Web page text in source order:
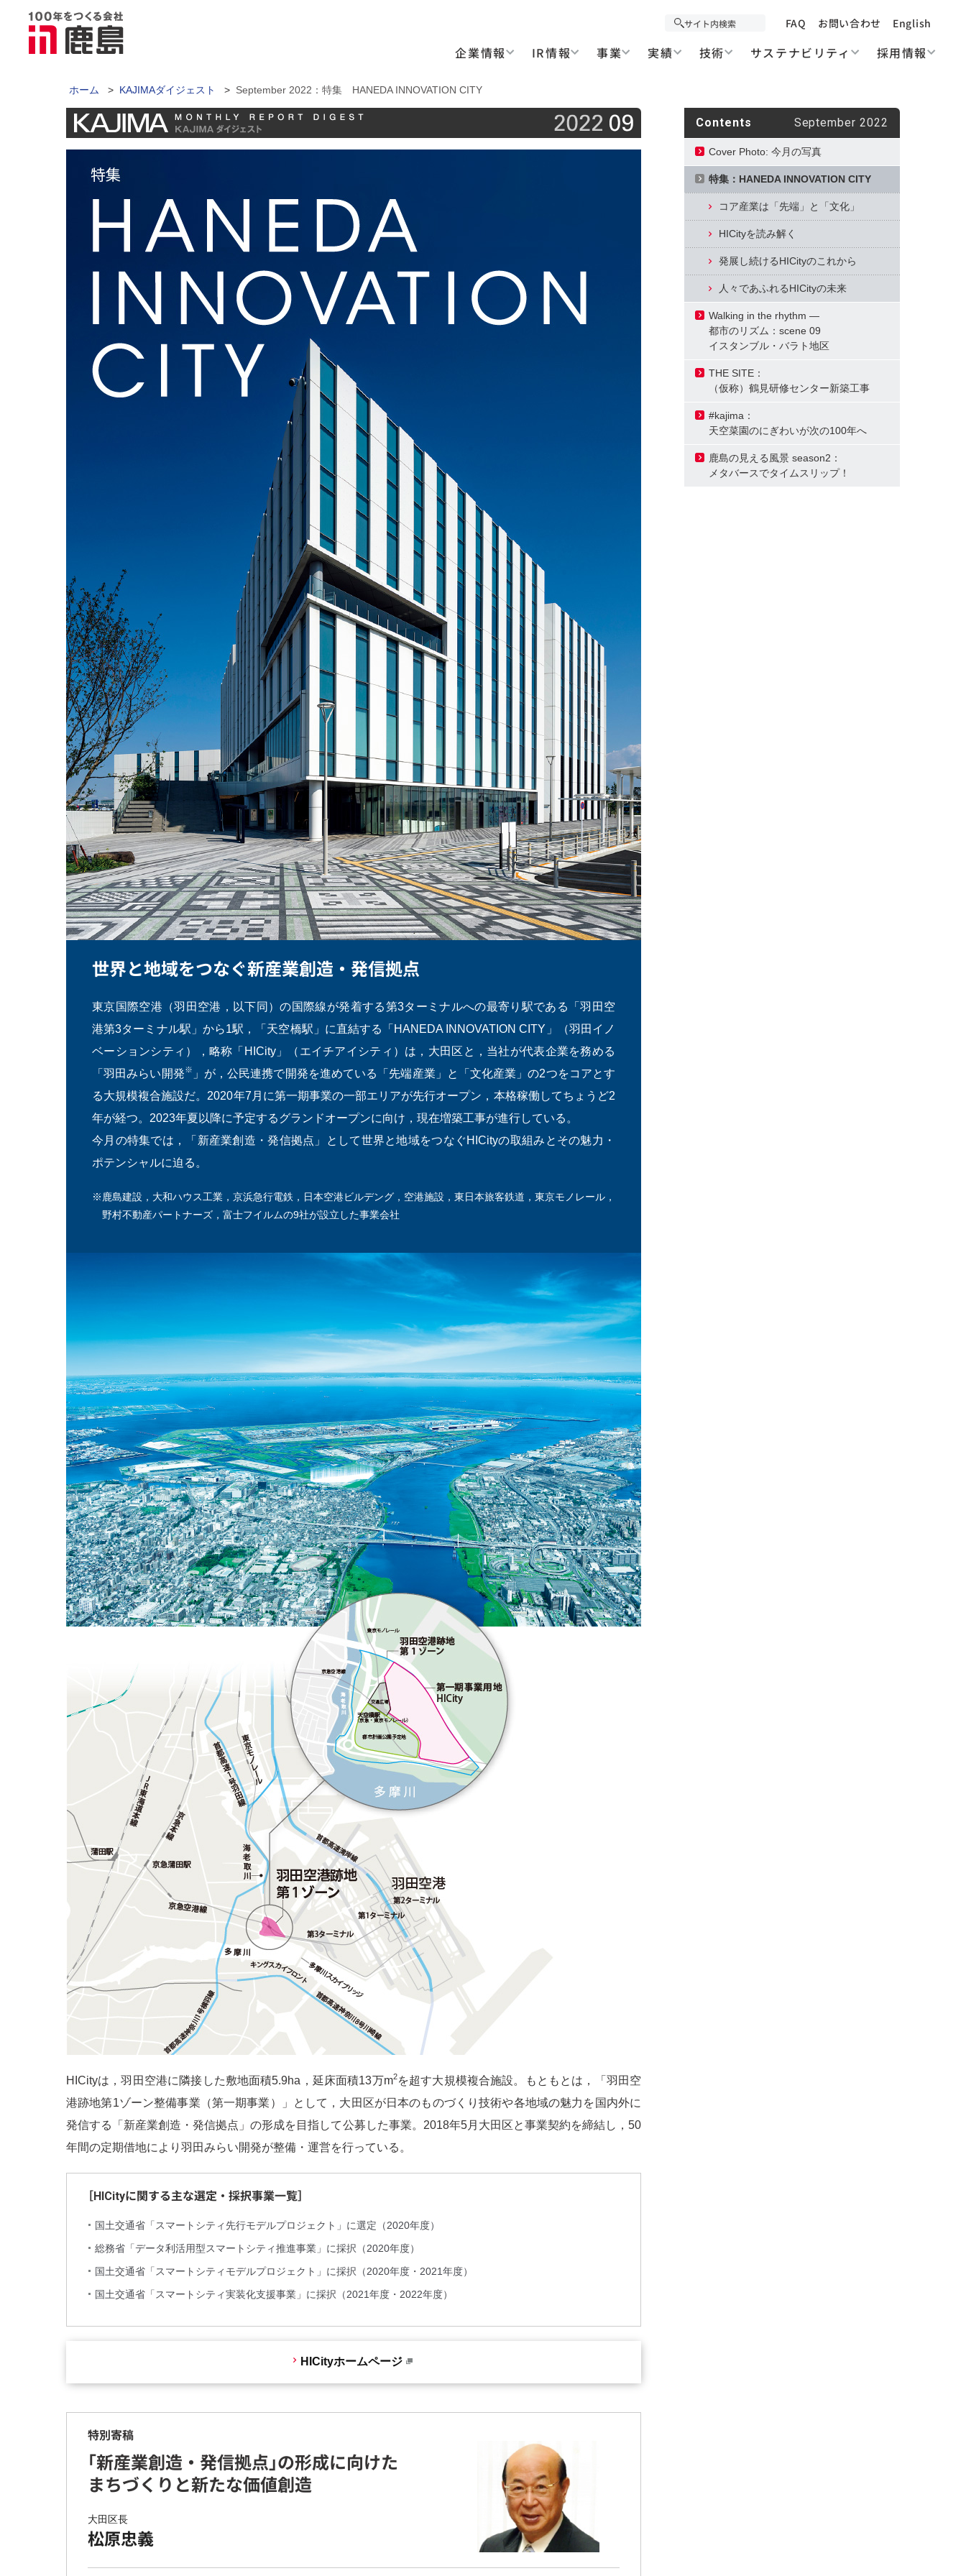
FAQ お問い合わせ English
企業情報 IR情報 事業 実績 技術 サステナビリティ 採用情報
ホーム > KAJIMAダイジェスト > September 2022：特集 HANEDA INNOVATION CITY
世界と地域をつなぐ新産業創造・発信拠点
東京国際空港（羽田空港，以下同）の国際線が発着する第3ターミナルへの最寄り駅である「羽田空
港第3ターミナル駅」から1駅，「天空橋駅」に直結する「HANEDA INNOVATION CITY」（羽田イノ
ベーションシティ），略称「HICity」（エイチアイシティ）は，大田区と，当社が代表企業を務める
「羽田みらい開発※ 」が，公民連携で開発を進めている「先端産業」と「文化産業」の2つをコアとす
る大規模複合施設だ。2020年7月に第一期事業の一部エリアが先行オープン，本格稼働してちょうど2
年が経つ。2023年夏以降に予定するグランドオープンに向け，現在増築工事が進行している。
今月の特集では，「新産業創造・発信拠点」として世界と地域をつなぐHICityの取組みとその魅力・
ポテンシャルに迫る。
※鹿島建設，大和ハウス工業，京浜急行電鉄，日本空港ビルデング，空港施設，東日本旅客鉄道，東京モノレール，
野村不動産パートナーズ，富士フイルムの9社が設立した事業会社
HICityは，羽田空港に隣接した敷地面積5.9ha，延床面積13万m2を超す大規模複合施設。もともとは，「羽田空
港跡地第1ゾーン整備事業（第一期事業）」として，大田区が日本のものづくり技術や各地域の魅力を国内外に
発信する「新産業創造・発信拠点」の形成を目指して公募した事業。2018年5月大田区と事業契約を締結し，50
年間の定期借地により羽田みらい開発が整備・運営を行っている。
［HICityに関する主な選定・採択事業一覧］
国土交通省「スマートシティ先行モデルプロジェクト」に選定（2020年度）
総務省「データ利活用型スマートシティ推進事業」に採択（2020年度）
国土交通省「スマートシティモデルプロジェクト」に採択（2020年度・2021年度）
国土交通省「スマートシティ実装化支援事業」に採択（2021年度・2022年度）
HICityホームページ
特別寄稿
「新産業創造・発信拠点」の形成に向けた
まちづくりと新たな価値創造
大田区長
松原忠義
Contents September 2022
Cover Photo: 今月の写真
特集：HANEDA INNOVATION CITY
コア産業は「先端」と「文化」
HICityを読み解く
発展し続けるHICityのこれから
人々であふれるHICityの未来
Walking in the rhythm ―
都市のリズム：scene 09
イスタンブル・バラト地区
THE SITE：
（仮称）鶴見研修センター新築工事
#kajima：
天空菜園のにぎわいが次の100年へ
鹿島の見える風景 season2：
メタバースでタイムスリップ！